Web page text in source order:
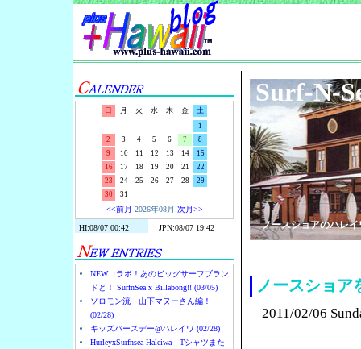
日 月 火 水 木 金
土
1
2
3 4 5 6 7
8
9
10 11 12 13 14
15
16
17 18 19 20 21
22
23
24 25 26 27 28
29
30
31
<<前月 2026年08月 次月>>
NEWコラボ！あのビッグサーフブラン
ドと！ SurfnSea x Billabong!! (03/05)
ソロモン流 山下マヌーさん編！
(02/28)
キッズバースデー@ハレイワ (02/28)
HurleyxSurfnsea Haleiwa Tシャツまた
Surf-N-
ノースショアのハレ
ノースショア
2011/02/06